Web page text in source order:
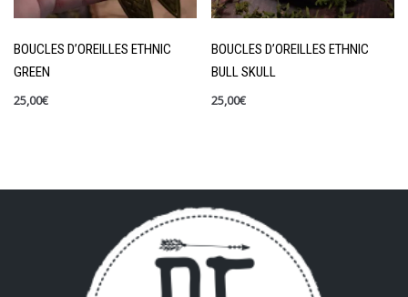
BOUCLES D’OREILLES ETHNIC
GREEN
25,00€
BOUCLES D’OREILLES ETHNIC
BULL SKULL
25,00€